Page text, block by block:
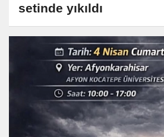
setinde yıkıldı